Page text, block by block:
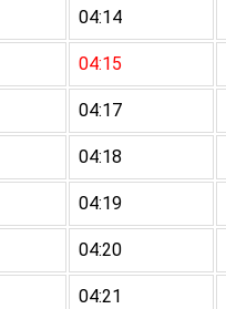
04:14
04:15
04:17
04:18
04:19
04:20
04:21